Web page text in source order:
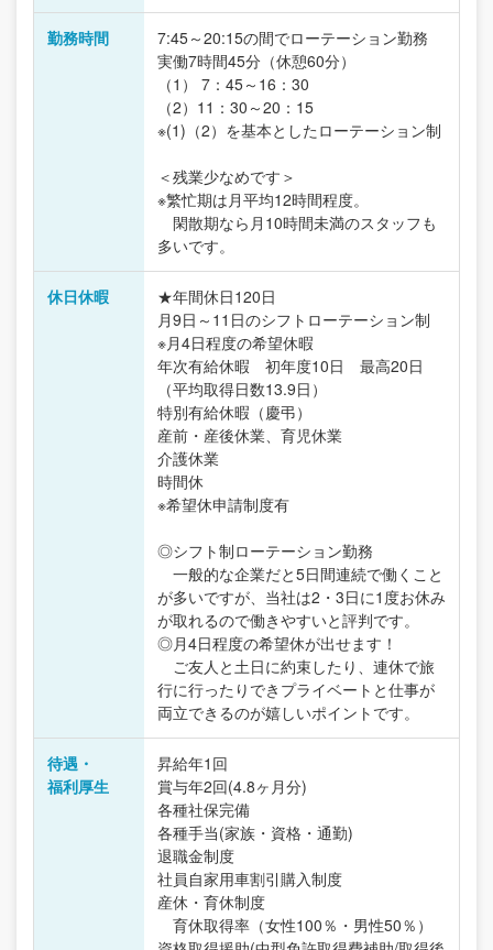
勤務時間
7:45～20:15の間でローテーション勤務
実働7時間45分（休憩60分）
（1） 7：45～16：30
（2）11：30～20：15
※(1)（2）を基本としたローテーション制
＜残業少なめです＞
※繁忙期は月平均12時間程度。
閑散期なら月10時間未満のスタッフも
多いです。
休日休暇
★年間休日120日
月9日～11日のシフトローテーション制
※月4日程度の希望休暇
年次有給休暇 初年度10日 最高20日
（平均取得日数13.9日）
特別有給休暇（慶弔）
産前・産後休業、育児休業
介護休業
時間休
※希望休申請制度有
◎シフト制ローテーション勤務
一般的な企業だと5日間連続で働くこと
が多いですが、当社は2・3日に1度お休み
が取れるので働きやすいと評判です。
◎月4日程度の希望休が出せます！
ご友人と土日に約束したり、連休で旅
行に行ったりできプライベートと仕事が
両立できるのが嬉しいポイントです。
待遇・
福利厚生
昇給年1回
賞与年2回(4.8ヶ月分)
各種社保完備
各種手当(家族・資格・通勤)
退職金制度
社員自家用車割引購入制度
産休・育休制度
育休取得率（女性100％・男性50％）